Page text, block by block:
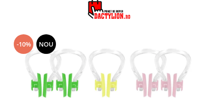
-10% NOU